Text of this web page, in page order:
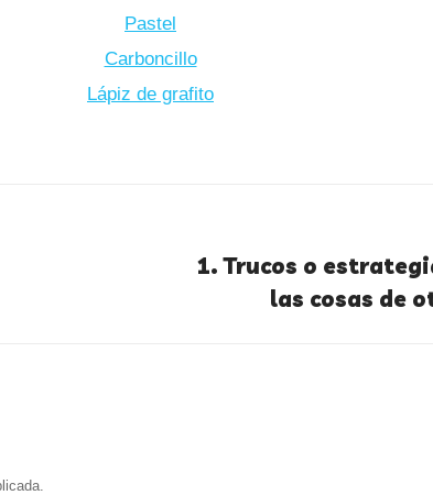
Pastel
Carboncillo
Lápiz de grafito
1. Trucos o
las cosas de